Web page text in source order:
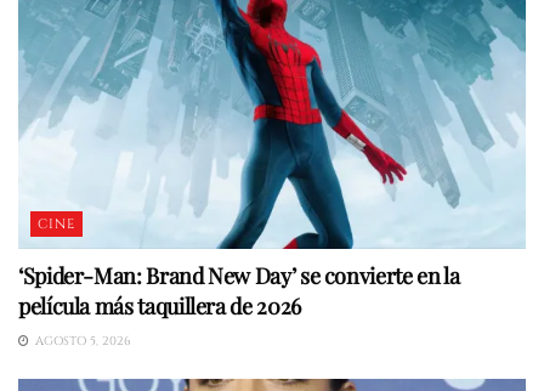
CINE
‘Spider-Man: Brand New Day’ se convierte en la
película más taquillera de 2026
AGOSTO 5, 2026